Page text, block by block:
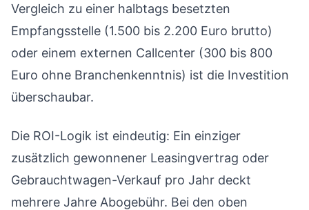
Vergleich zu einer halbtags besetzten
Empfangsstelle (1.500 bis 2.200 Euro brutto)
oder einem externen Callcenter (300 bis 800
Euro ohne Branchenkenntnis) ist die Investition
überschaubar.
Die ROI-Logik ist eindeutig: Ein einziger
zusätzlich gewonnener Leasingvertrag oder
Gebrauchtwagen-Verkauf pro Jahr deckt
mehrere Jahre Abogebühr. Bei den oben